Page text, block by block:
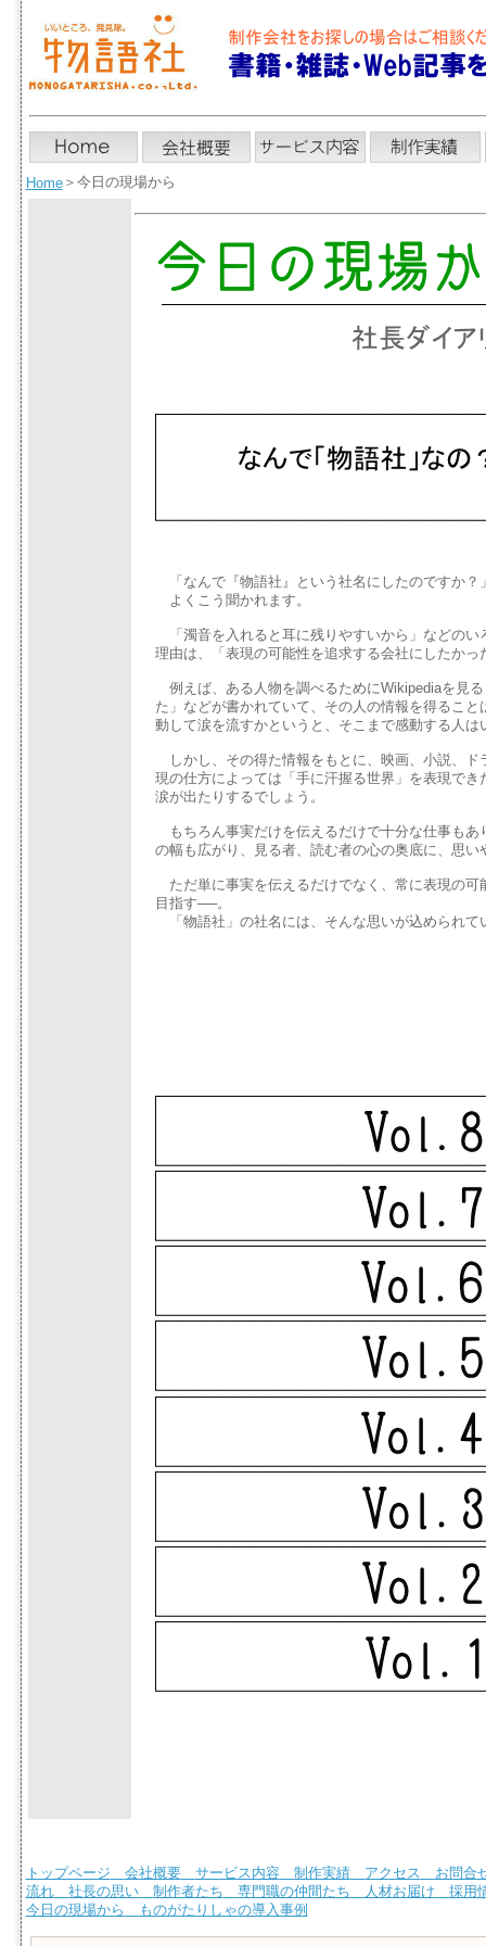
Home＞ 今日の現場から
「なんで『物語社』という社名にしたのですか？
よくこう聞かれます。
「濁音を入れると耳に残りやすいから」などのい
理由は、「表現の可能性を追求する会社にしたかっ
例えば、ある人物を調べるためにWikipediaを見
た」などが書かれていて、その人の情報を得るこ
動して涙を流すかというと、そこまで感動する人は
しかし、その得た情報をもとに、映画、小説、ド
現の仕方によっては「手に汗握る世界」を表現で
涙が出たりするでしょう。
もちろん事実だけを伝えるだけで十分な仕事もあ
の幅も広がり、見る者、読む者の心の奥底に、思
ただ単に事実を伝えるだけでなく、常に表現の可
目指す──。
「物語社」の社名には、そんな思いが込められて
トップページ 会社概要 サービス内容 制作実績 アクセス
お問合
流れ
社長の思い 制作者たち 専門職の仲間たち 人材お届け
採用
今日の現場から
ものがたりしゃの導入事例